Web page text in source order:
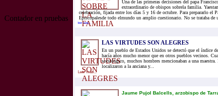
Contador en pruebas
Una de las primeras decisiones del papa
extraordinario de obispos sobrela familia.
celebración, fijada entre los días 5 y 16 de octubre. Para prepararlo el
Episcopalesde todo elmundo un amplio cuestionario. No se trataba de
leer mas...
LAS VIRTUDES SON ALEGRES
En un pueblo de Estados Unidos se detectó que el índice
hacía años mucho menor que en otros pueblos vecinos.
sociológico, muchos hombres mencionaban a una
localizaron a la anciana y...
Leer mas...
Jaume Pujol Balcells, arzobispo de